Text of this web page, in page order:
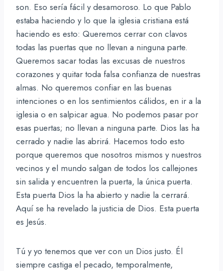
son. Eso sería fácil y desamoroso. Lo que Pablo
estaba haciendo y lo que la iglesia cristiana está
haciendo es esto: Queremos cerrar con clavos
todas las puertas que no llevan a ninguna parte.
Queremos sacar todas las excusas de nuestros
corazones y quitar toda falsa confianza de nuestras
almas. No queremos confiar en las buenas
intenciones o en los sentimientos cálidos, en ir a la
iglesia o en salpicar agua. No podemos pasar por
esas puertas; no llevan a ninguna parte. Dios las ha
cerrado y nadie las abrirá. Hacemos todo esto
porque queremos que nosotros mismos y nuestros
vecinos y el mundo salgan de todos los callejones
sin salida y encuentren la puerta, la única puerta.
Esta puerta Dios la ha abierto y nadie la cerrará.
Aquí se ha revelado la justicia de Dios. Esta puerta
es Jesús.
Tú y yo tenemos que ver con un Dios justo. Él
siempre castiga el pecado, temporalmente,